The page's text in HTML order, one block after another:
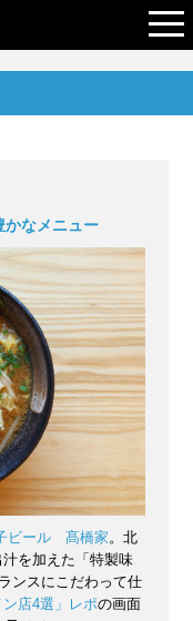
なメニュー
ビール 髙橋家。北
を加えた「特製味
ンスにこだわって仕
ン店4選」レポの画面